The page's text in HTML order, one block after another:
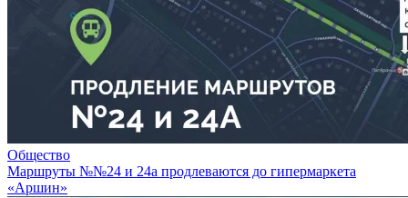
Общество
Маршруты №№24 и 24а продлеваются до гипермаркета
«Аршин»